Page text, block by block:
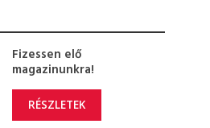
Fizessen elő
magazinunkra!
RÉSZLETEK